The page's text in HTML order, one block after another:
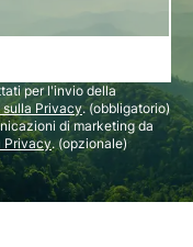
per l'invio della
Privacy. (obbligatorio)
di marketing da
Privacy. (opzionale)